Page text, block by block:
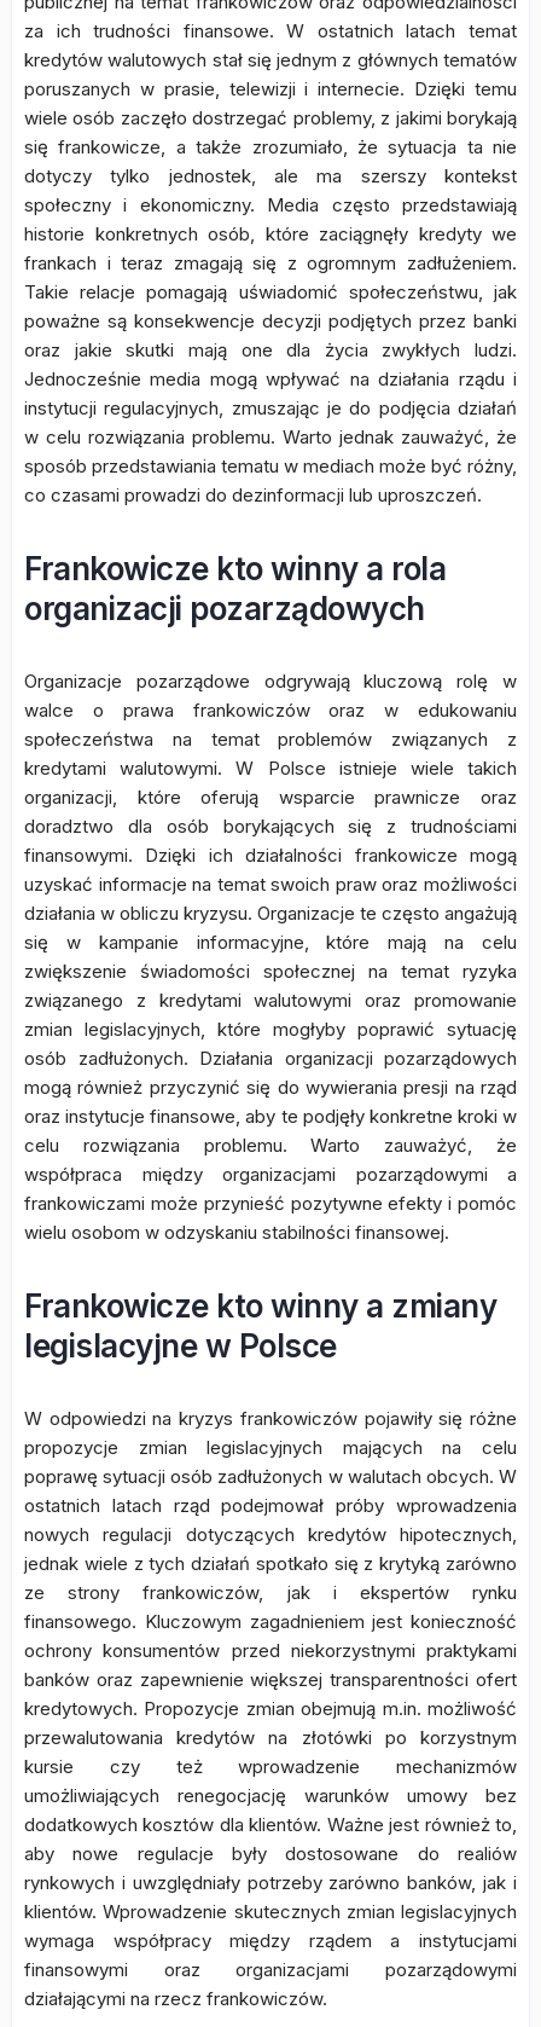
za ich trudności finansowe. W ostatnich latach temat
kredytów walutowych stał się jednym z głównych tematów
poruszanych w prasie, telewizji i internecie. Dzięki temu
wiele osób zaczęło dostrzegać problemy, z jakimi borykają
się frankowicze, a także zrozumiało, że sytuacja ta nie
dotyczy tylko jednostek, ale ma szerszy kontekst
społeczny i ekonomiczny. Media często przedstawiają
historie konkretnych osób, które zaciągnęły kredyty we
frankach i teraz zmagają się z ogromnym zadłużeniem.
Takie relacje pomagają uświadomić społeczeństwu, jak
poważne są konsekwencje decyzji podjętych przez banki
oraz jakie skutki mają one dla życia zwykłych ludzi.
Jednocześnie media mogą wpływać na działania rządu i
instytucji regulacyjnych, zmuszając je do podjęcia działań
w celu rozwiązania problemu. Warto jednak zauważyć, że
sposób przedstawiania tematu w mediach może być różny,
co czasami prowadzi do dezinformacji lub uproszczeń.
Frankowicze kto winny a rola
organizacji pozarządowych
Organizacje pozarządowe odgrywają kluczową rolę w
walce o prawa frankowiczów oraz w edukowaniu
społeczeństwa na temat problemów związanych z
kredytami walutowymi. W Polsce istnieje wiele takich
organizacji, które oferują wsparcie prawnicze oraz
doradztwo dla osób borykających się z trudnościami
finansowymi. Dzięki ich działalności frankowicze mogą
uzyskać informacje na temat swoich praw oraz możliwości
działania w obliczu kryzysu. Organizacje te często angażują
się w kampanie informacyjne, które mają na celu
zwiększenie świadomości społecznej na temat ryzyka
związanego z kredytami walutowymi oraz promowanie
zmian legislacyjnych, które mogłyby poprawić sytuację
osób zadłużonych. Działania organizacji pozarządowych
mogą również przyczynić się do wywierania presji na rząd
oraz instytucje finansowe, aby te podjęły konkretne kroki w
celu rozwiązania problemu. Warto zauważyć, że
współpraca między organizacjami pozarządowymi a
frankowiczami może przynieść pozytywne efekty i pomóc
wielu osobom w odzyskaniu stabilności finansowej.
Frankowicze kto winny a zmiany
legislacyjne w Polsce
W odpowiedzi na kryzys frankowiczów pojawiły się różne
propozycje zmian legislacyjnych mających na celu
poprawę sytuacji osób zadłużonych w walutach obcych. W
ostatnich latach rząd podejmował próby wprowadzenia
nowych regulacji dotyczących kredytów hipotecznych,
jednak wiele z tych działań spotkało się z krytyką zarówno
ze strony frankowiczów, jak i ekspertów rynku
finansowego. Kluczowym zagadnieniem jest konieczność
ochrony konsumentów przed niekorzystnymi praktykami
banków oraz zapewnienie większej transparentności ofert
kredytowych. Propozycje zmian obejmują m.in. możliwość
przewalutowania kredytów na złotówki po korzystnym
kursie czy też wprowadzenie mechanizmów
umożliwiających renegocjację warunków umowy bez
dodatkowych kosztów dla klientów. Ważne jest również to,
aby nowe regulacje były dostosowane do realiów
rynkowych i uwzględniały potrzeby zarówno banków, jak i
klientów. Wprowadzenie skutecznych zmian legislacyjnych
wymaga współpracy między rządem a instytucjami
finansowymi oraz organizacjami pozarządowymi
działającymi na rzecz frankowiczów.